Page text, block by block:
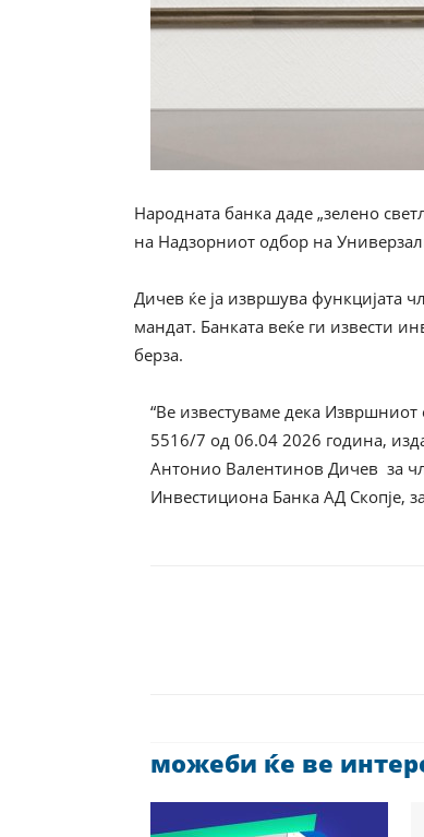
Народната банка даде „зелено
на Надзорниот одбор на
Дичев ќе ја извршува функцијата
мандат. Банката веќе ги извести
берза.
“Ве известуваме дека
5516/7 од 06.04 2026 година,
Антонио Валентинов Дичев за
Инвестициона Банка АД Скопје,
можеби ќе ве